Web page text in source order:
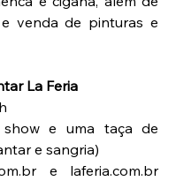
venda de pinturas e
La Feria
show e uma taça de
e sangria)
e laferia.com.br